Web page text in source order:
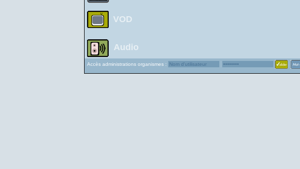
VOD
Audio
Accès administrations organismes :